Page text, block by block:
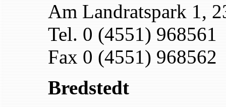
Am Landratspark 1,
Tel. 0 (4551) 968561
Fax 0 (4551) 968562
Bredstedt